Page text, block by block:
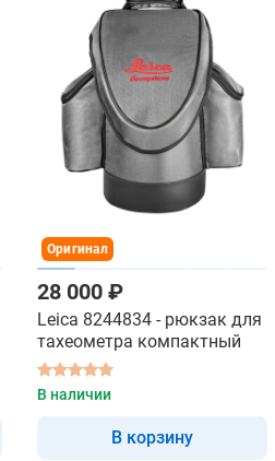
Оригинал
28 000 ₽
Leica 8244834 - рюкзак для
тахеометра компактный
В наличии
В корзину